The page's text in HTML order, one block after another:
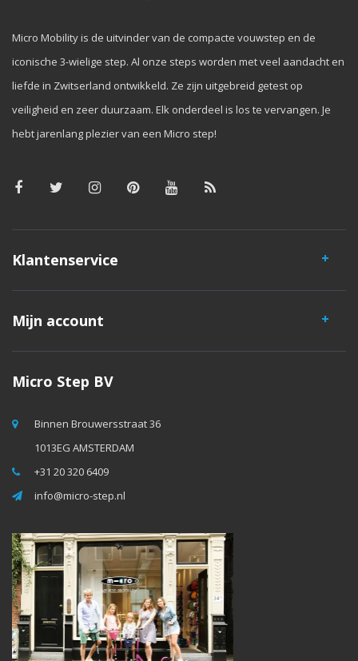
Micro Mobility is de uitvinder van de compacte vouwstep en de
iconische 3-wielige step. Al onze steps worden met veel aandacht en
liefde in Zwitserland ontwikkeld. Ze zijn uitgebreid getest op
veiligheid en zeer duurzaam. Elk onderdeel is los te vervangen. Je
hebt jarenlang plezier van een Micro step!
Klantenservice
Mijn account
Micro Step BV
Binnen Brouwersstraat 36
1013EG AMSTERDAM
+31 20 320 6409
info@micro-step.nl